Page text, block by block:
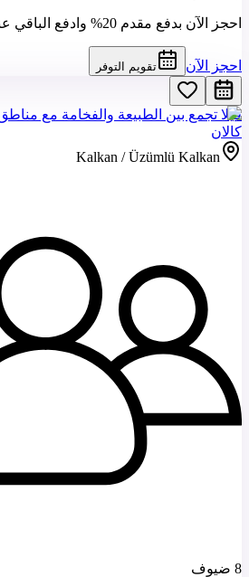
احجز الآن بدفع مقدم 20% وادفع الباقي عند الوصول إلى الفيلا!
احجز الآن تقويم التوفر
فيلا تجمع بين الطبيعة والفخامة مع
كالان
Kalkan / Üzümlü Kalkan
8 ضيوف